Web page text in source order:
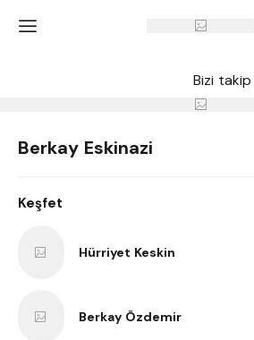
'
Bizi
Berkay Eskinazi
Keşfet
Hürriyet Keskin
Berkay Özdemir